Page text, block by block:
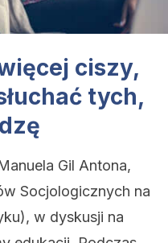
ciszy,
tych,
Gil Antona,
Socjologicznych na
w dyskusji na